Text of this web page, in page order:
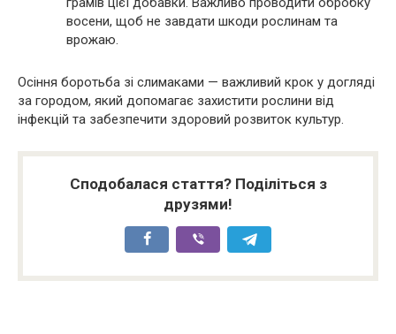
восени, щоб не завдати шкоди рослинам та
врожаю.
Осіння боротьба зі слимаками — важливий крок у догляді
за городом, який допомагає захистити рослини від
інфекцій та забезпечити здоровий розвиток культур.
Сподобалася стаття? Поділіться з
друзями!